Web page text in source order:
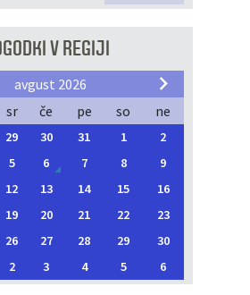
V REGIJI
avgust 2026
sr če pe so ne
29 30 31 1
2
5 6 7 8
9
12 13 14 15
16
19 20 21 22
23
26 27 28 29
30
2 3 4 5 6